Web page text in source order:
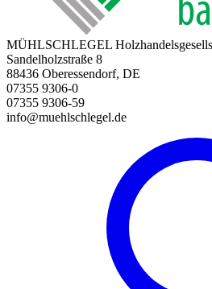
MÜHLSCHLEGEL
Sandelholzstraße 8
88436 Oberessendorf, DE
07355 9306-0
07355 9306-59
info@muehlschlegel.de